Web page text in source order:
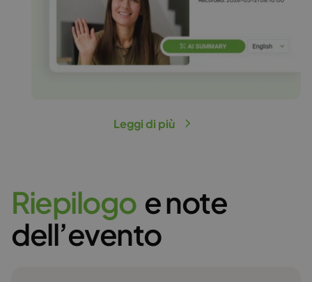
Leggi di più
Riepilogo e note
dell’evento